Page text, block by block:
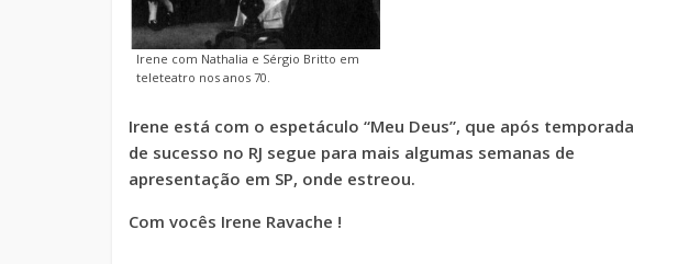
Irene com Nathalia e Sérgio Britto em
teleteatro nos anos 70.
Irene está com o espetáculo “Meu Deus”, que após temporada
de sucesso no RJ segue para mais algumas semanas de
apresentação em SP, onde estreou.
Com vocês Irene Ravache !